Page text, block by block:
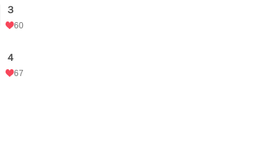
３
60
４
67